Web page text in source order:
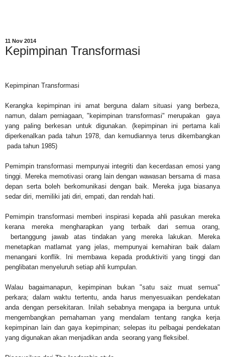
11 Nov 2014
Kepimpinan Transformasi
Kepimpinan Transformasi
Kerangka kepimpinanini amat berguna dalam situasi yang berbeza
namun, dalamperniagaan, " kepimpinan transformasi" merupakangaya
yang paling berkesan untuk digunakan. (kepimpinan ini pertama kali
diperkenalkanpada tahun 1978, dan kemudiannya terus dikembangkan
pada tahun 1985)
Pemimpin transformasi mempunyai integriti dan kecerdasan emosi yang
tinggi
Mereka memotivasi orang lain dengan wawasan bersama di masa
depan serta
boleh berkomunikasi dengan baik Mereka juga
biasanya
sedar diri , memiliki jati diri, empati dan rendah hati.
Pemimpin transformasi memberi inspirasi kepada ahli pasukan mereka
kerana mereka
mengharapkan yang terbaik
dari semua orang,
bertanggung jawab
atas tindakan yang mereka lakukan.
Mereka
menetapkan matlamat yang jelas , mempunyai kemahiran baik dalam
menangani konflik Ini membawa kepada produktiviti yang tinggi dan
penglibatan menyeluruh setiap ahli kumpulan.
Walau bagaimanapun, kepimpinan bukan "satu saiz muat semua"
perkara; dalamwaktu tertentu, anda harus menyesuaikan pendekatan
anda dengan persekitaran. Inilah sebabnya mengapa ia berguna untuk
mengembangkan pemahaman
yang mendalam tentang
rangka kerja
kepimpinan lain dan gaya kepimpinan; selepas itu pelbagai pendekatan
yang digunakan akan menjadikan anda seorang yang fleksibel